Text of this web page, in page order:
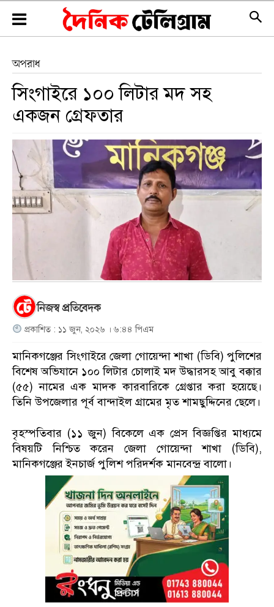
অপরাধ
সিংগাইরে ১০০ লিটার মদ সহ
একজন গ্রেফতার
নিজস্ব প্রতিবেদক
প্রকাশিত : ১১ জুন, ২০২৬ । ৬:৪৪ পিএম
মানিকগঞ্জের সিংগাইরে জেলা গোয়েন্দা শাখা (ডিবি) পুলিশের
বিশেষ অভিযানে ১০০ লিটার চোলাই মদ উদ্ধারসহ আবু বক্কার
(৫৫) নামের এক মাদক কারবারিকে গ্রেপ্তার করা হয়েছে।
তিনি উপজেলার পূর্ব বান্দাইল গ্রামের মৃত শামছুদ্দিনের ছেলে।
বৃহস্পতিবার (১১ জুন) বিকেলে এক প্রেস বিজ্ঞপ্তির মাধ্যমে
বিষয়টি নিশ্চিত করেন জেলা গোয়েন্দা শাখা (ডিবি),
মানিকগঞ্জের ইনচার্জ পুলিশ পরিদর্শক মানবেন্দ্র বালো।